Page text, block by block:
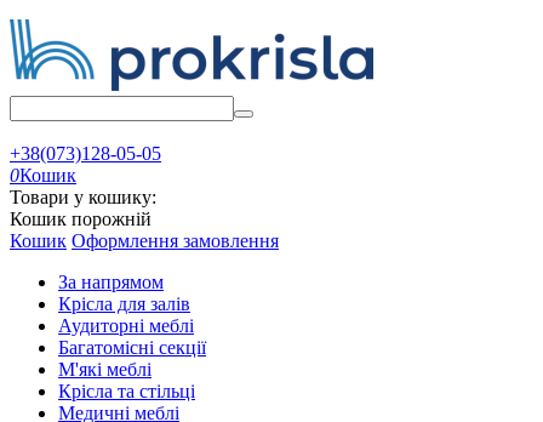
+38(073)128-05-05
0Кошик
Товари у кошику:
Кошик порожній
Кошик Оформлення замовлення
За напрямом
Крісла для залів
Аудиторні меблі
Багатомісні секції
М'які меблі
Крісла та стільці
Медичні меблі